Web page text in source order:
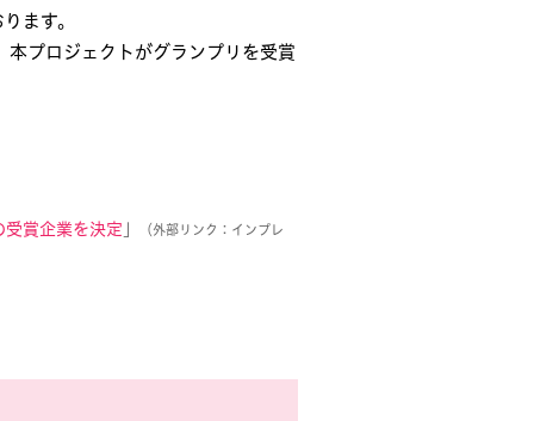
ます。
プロジェクトがグランプリを受賞
賞企業を決定 （外部リンク：インプレ